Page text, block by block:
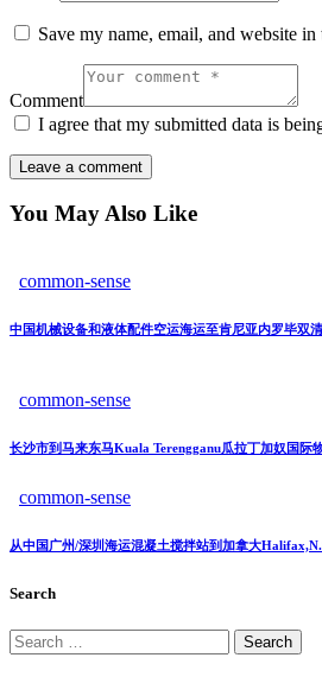
Save my name, email, and website
Comment
I agree that my submitted data is
You May Also Like
common-sense
中国机械设备和液体配件空运海运至肯尼亚内罗毕双
common-sense
长沙市到马来东马Kuala Terengganu瓜拉丁加奴国际
common-sense
从中国广州/深圳海运混凝土搅拌站到加拿大
Search